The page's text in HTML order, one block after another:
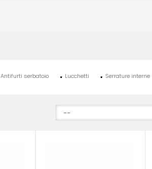
Antifurti serbatoio Lucchetti Serrature interne